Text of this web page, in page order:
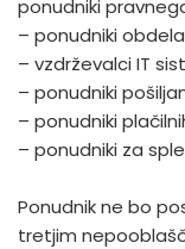
ponudniki
– ponudniki
– vzdrževalci IT
– ponudniki
– ponudniki
– ponudniki za
Ponudnik ne bo
tretjim